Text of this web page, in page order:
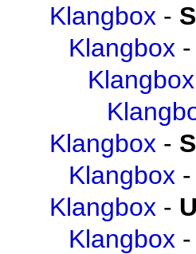
Klangbox -
Klangbox -
Klangbox
Klangbox -
Klangbox -
Klangbox -
Klangbox -